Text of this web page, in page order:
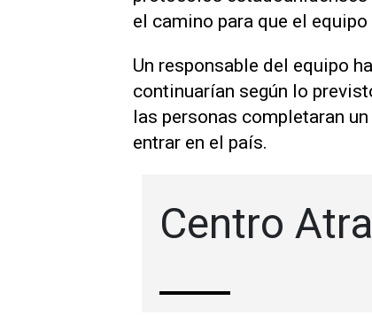
el camino para que el
Un responsable del equipo
continuarían según lo
las personas completaran
entrar en el país.